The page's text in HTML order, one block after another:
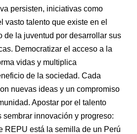
persisten, iniciativas como
vasto talento que existe en el
de la juventud por desarrollar sus
Democratizar el acceso a la
vidas y multiplica
de la sociedad. Cada
nuevas ideas y un compromiso
Apostar por el talento
sembrar innovación y progreso:
REPU está la semilla de un Perú